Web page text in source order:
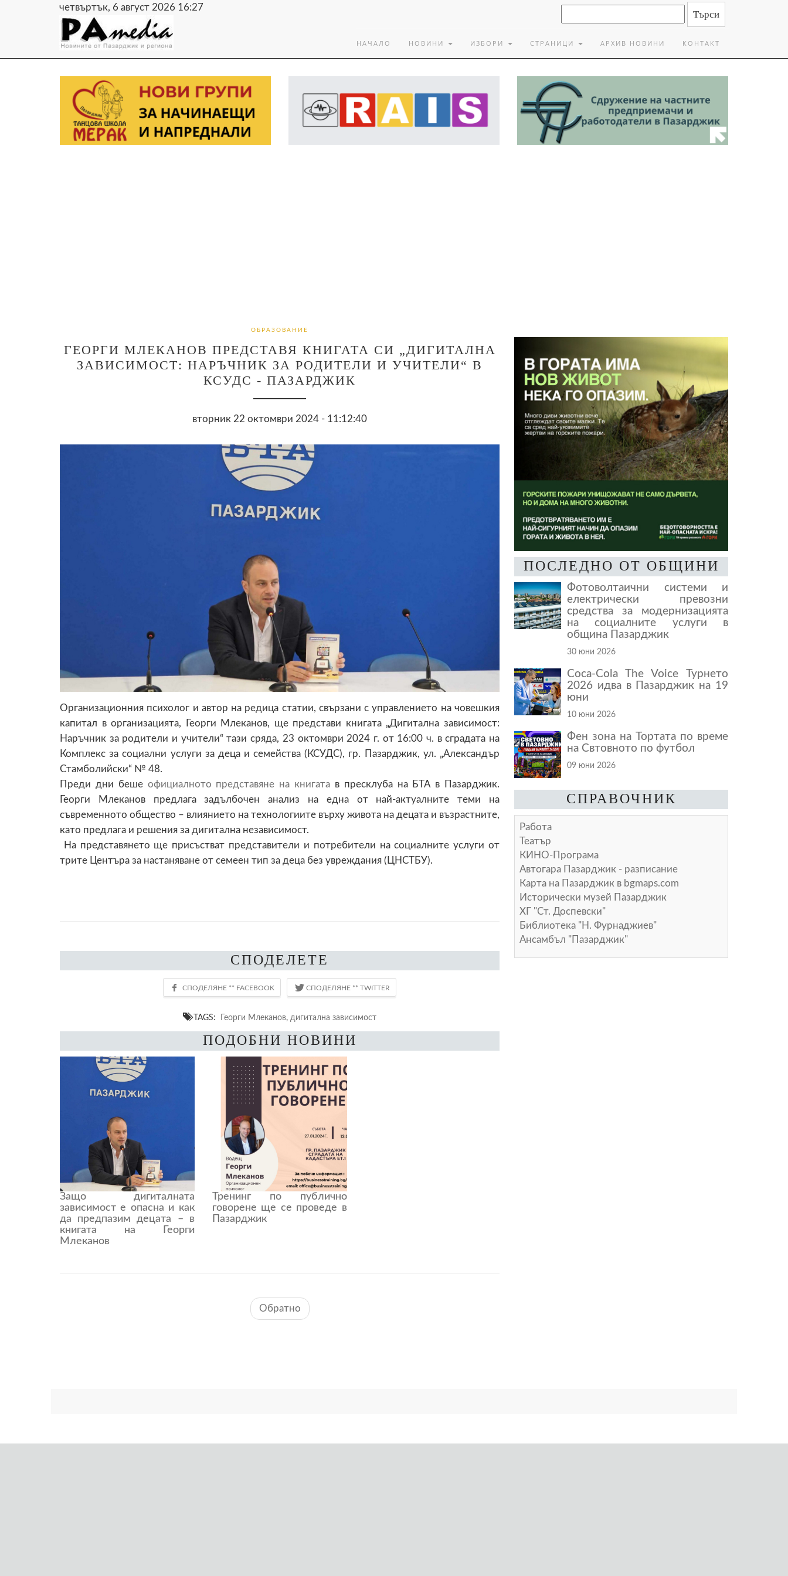
четвъртък, 6 август 2026 16:27
НАЧАЛО НОВИНИ ИЗБОРИ СТРАНИЦИ АРХИВ НОВИНИ КОНТАКТ
ОБРАЗОВАНИЕ
ГЕОРГИ МЛЕКАНОВ ПРЕДСТАВЯ КНИГАТА СИ „ДИГИТАЛНА
ЗАВИСИМОСТ: НАРЪЧНИК ЗА РОДИТЕЛИ И УЧИТЕЛИ“ В
КСУДС - ПАЗАРДЖИК
вторник 22 октомври 2024 - 11:12:40
Организационния психолог и автор на редица статии, свързани с управлението на човешкия
капитал в организацията, Георги Млеканов, ще представи книгата „Дигитална зависимост:
Наръчник за родители и учители“ тази сряда, 23 октомври 2024 г. от 16:00 ч. в сградата на
Комплекс за социални услуги за деца и семейства (КСУДС), гр. Пазарджик, ул. „Александър
Стамболийски“ № 48.
Преди дни беше официалното представяне на книгата в пресклуба на БТА в Пазарджик.
Георги Млеканов предлага задълбочен анализ на една от най-актуалните теми на
съвременното общество – влиянието на технологиите върху живота на децата и възрастните,
като предлага и решения за дигитална независимост.
На представянето ще присъстват представители и потребители на социалните услуги от
трите Центъра за настаняване от семеен тип за деца без увреждания (ЦНСТБУ).
СПОДЕЛЕТЕ
TAGS: Георги Млеканов, дигитална зависимост
ПОДОБНИ НОВИНИ
Защо дигиталната
зависимост е опасна и как
да предпазим децата – в
книгата на Георги
Млеканов
Тренинг по публично
говорене ще се проведе в
Пазарджик
Обратно
ПОСЛЕДНО ОТ ОБЩИНИ
Фотоволтаични системи и
електрически превозни
средства за модернизацията
на социалните услуги в
община Пазарджик
30 юни 2026
Coca-Cola The Voice Турнето
2026 идва в Пазарджик на 19
юни
10 юни 2026
Фен зона на Тортата по време
на Свтовното по футбол
09 юни 2026
СПРАВОЧНИК
Работа
Театър
КИНО-Програма
Автогара Пазарджик - разписание
Карта на Пазарджик в bgmaps.com
Исторически музей Пазарджик
ХГ "Ст. Доспевски"
Библиотека "Н. Фурнаджиев"
Ансамбъл "Пазарджик"